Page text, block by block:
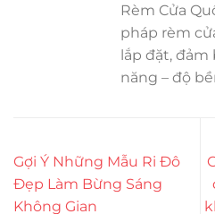
Rèm Cửa
pháp rèm
lắp đặt, đảm
năng – độ
Gợi Ý Những Mẫu Ri Đô
Đẹp Làm Bừng Sáng
Không Gian